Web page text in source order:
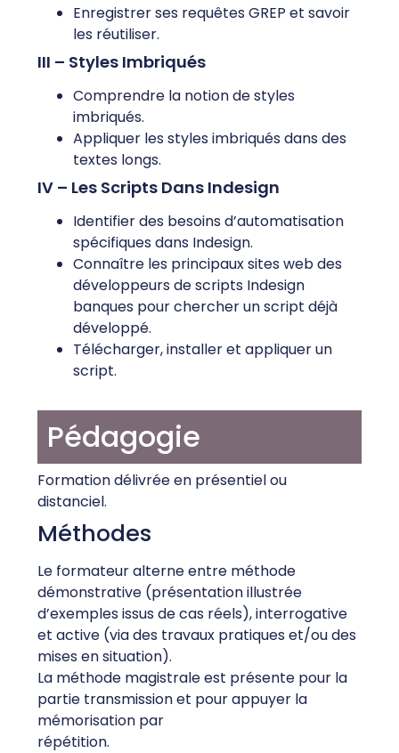
Enregistrer ses requêtes GREP et savoir
les réutiliser.
III – Styles Imbriqués
Comprendre la notion de styles
imbriqués.
Appliquer les styles imbriqués dans des
textes longs.
IV – Les Scripts Dans Indesign
Identifier des besoins d’automatisation
spécifiques dans Indesign.
Connaître les principaux sites web des
développeurs de scripts Indesign
banques pour chercher un script déjà
développé.
Télécharger, installer et appliquer un
script.
Pédagogie
Formation délivrée en présentiel ou
distanciel.
Méthodes
Le formateur alterne entre méthode
démonstrative (présentation illustrée
d’exemples issus de cas réels), interrogative
et active (via des travaux pratiques et/ou des
mises en situation).
La méthode magistrale est présente pour la
partie transmission et pour appuyer la
mémorisation par
répétition.